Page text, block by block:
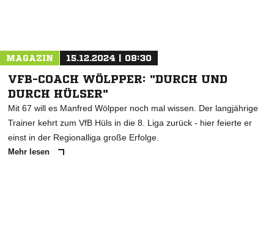
MAGAZIN 15.12.2024 | 08:30
VFB-COACH WÖLPPER: "DURCH UND
DURCH HÜLSER"
Mit 67 will es Manfred Wölpper noch mal wissen. Der langjährige
Trainer kehrt zum VfB Hüls in die 8. Liga zurück - hier feierte er
einst in der Regionalliga große Erfolge.
Mehr lesen